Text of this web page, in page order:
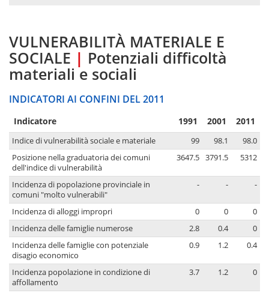
VULNERABILITÀ MATERIALE E
SOCIALE | Potenziali difficoltà
materiali e sociali
INDICATORI AI CONFINI DEL 2011
Indicatore 1991 2001 2011
Indice di vulnerabilità sociale e materiale 99 98.1
98.0
Posizione nella graduatoria dei comuni
dell'indice di vulnerabilità
3647.5 3791.5 5312
Incidenza di popolazione provinciale in
comuni "molto vulnerabili"
- - -
Incidenza di alloggi impropri 0 0
0
Incidenza delle famiglie numerose
2.8 0.4
0
Incidenza delle famiglie con potenziale
disagio economico
0.9 1.2 0.4
Incidenza popolazione in condizione di
affollamento
3.7 1.2 0